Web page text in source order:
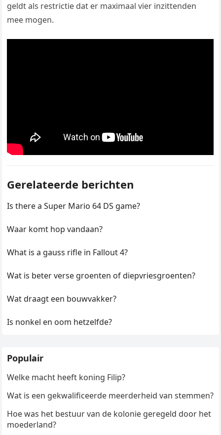
geldt als restrictie dat er maximaal vier inzittenden
mee mogen.
Gerelateerde berichten
Is there a Super Mario 64 DS game?
Waar komt hop vandaan?
What is a gauss rifle in Fallout 4?
Wat is beter verse groenten of diepvriesgroenten?
Wat draagt een bouwvakker?
Is nonkel en oom hetzelfde?
Populair
Welke macht heeft koning Filip?
Wat is een gekwalificeerde meerderheid van stemmen?
Hoe was het bestuur van de kolonie geregeld door het
moederland?